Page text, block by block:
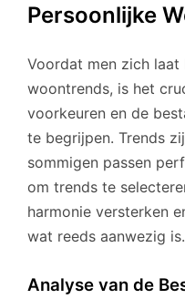
Persoonlijke
Voordat men zich
woontrends, is het
voorkeuren en de
te begrijpen. Trends
sommigen passen
om trends te
harmonie versterken
wat reeds aanwezig is.
Analyse van de